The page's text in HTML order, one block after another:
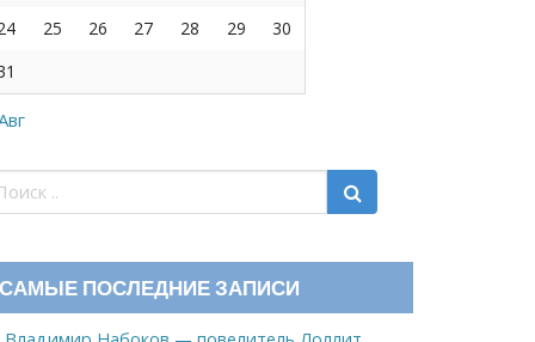
25 26 27 28 29
30
САМЫЕ ПОСЛЕДНИЕ ЗАПИСИ